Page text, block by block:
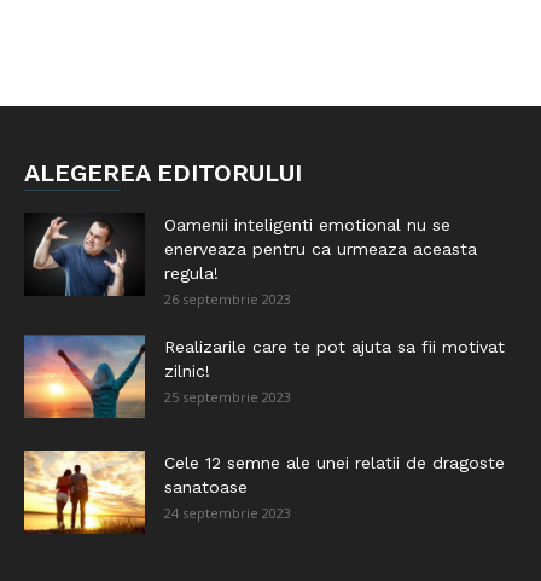
ALEGEREA EDITORULUI
Oamenii inteligenti emotional nu se
enerveaza pentru ca urmeaza aceasta
regula!
26 septembrie 2023
Realizarile care te pot ajuta sa fii motivat
zilnic!
25 septembrie 2023
Cele 12 semne ale unei relatii de dragoste
sanatoase
24 septembrie 2023